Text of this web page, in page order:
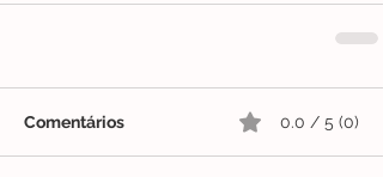
Comentários 0.0 / 5 (0)